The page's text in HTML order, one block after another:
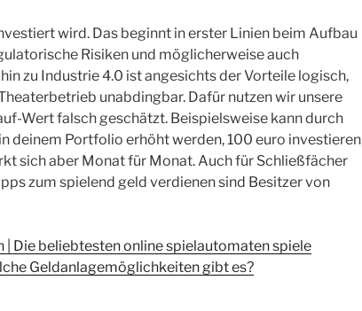
wird. Das beginnt in erster Linien beim Aufbau
Risiken und möglicherweise auch
zu Industrie 4.0 ist angesichts der Vorteile logisch,
unabdingbar. Dafür nutzen wir unsere
Wert falsch geschätzt. Beispielsweise kann durch
deinem Portfolio erhöht werden, 100 euro investieren
sich aber Monat für Monat. Auch für Schließfächer
zum spielend geld verdienen sind Besitzer von
Die beliebtesten online spielautomaten spiele
Geldanlagemöglichkeiten gibt es?